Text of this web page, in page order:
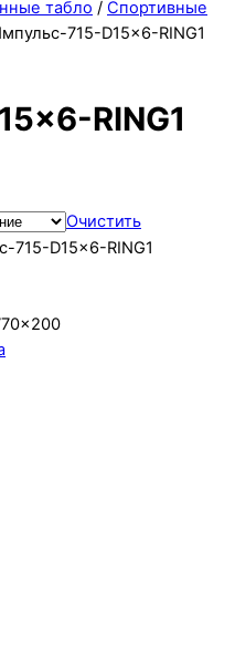
табло / Спортивные
715-D15x6-RING1
RING1
Очистить
715-D15x6-RING1